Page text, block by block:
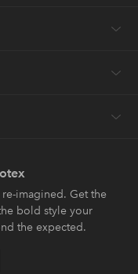
imagined. Get the
bold style your
the expected.